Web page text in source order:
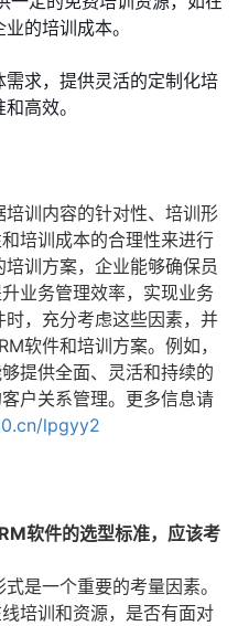
的培训成本。
需求，提供灵活的定制化培
高效。
训内容的针对性、培训形
培训成本的合理性来进行
训方案，企业能够确保员
业务管理效率，实现业务
，充分考虑这些因素，并
软件和培训方案。例如，
提供全面、灵活和持续的
户关系管理。更多信息请
lpgyy2
软件的选型标准，应该考
是一个重要的考量因素。
培训和资源，是否有面对